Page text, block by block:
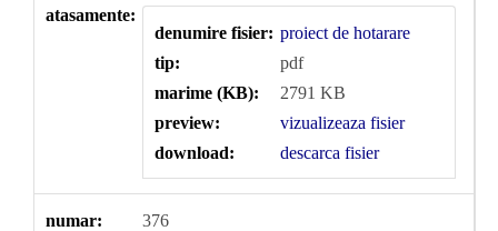
atasamente:
denumire fisier: proiect de hotarare
tip:
pdf
marime (KB):
2791 KB
preview:
vizualizeaza fisier
download:
descarca fisier
numar:
376